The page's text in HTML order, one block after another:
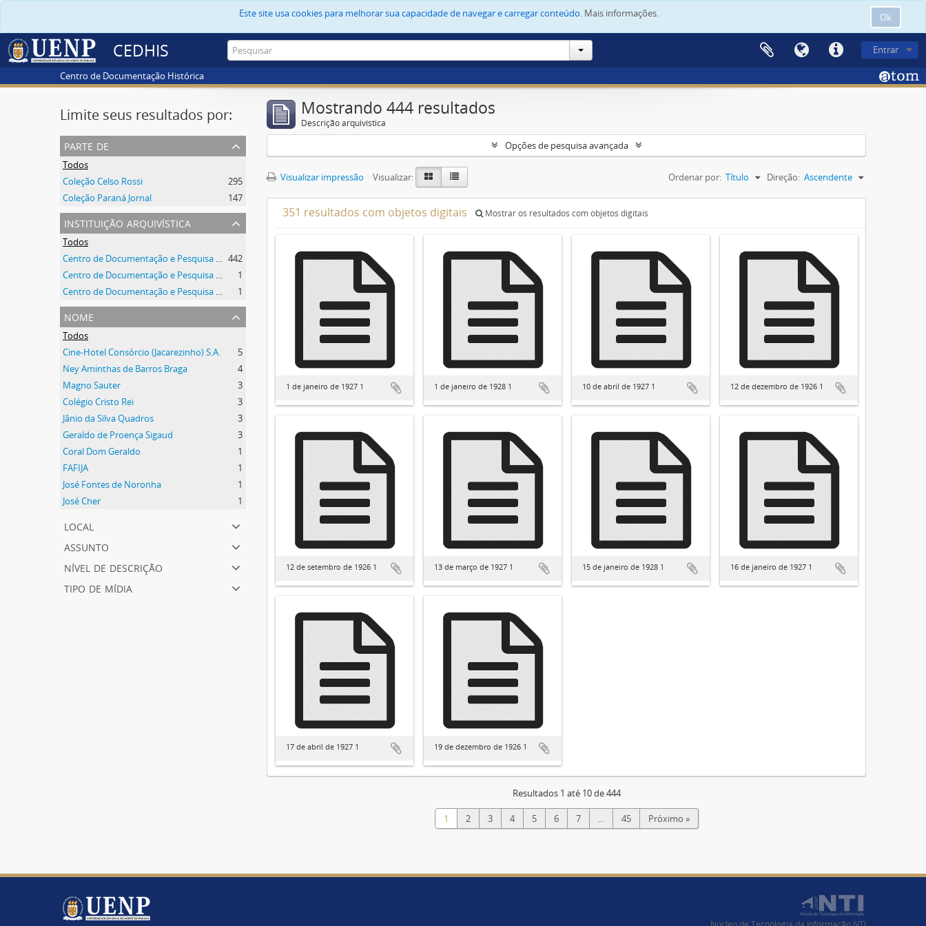
Ok
Este site usa cookies para melhorar sua capacidade de navegar e carregar conteúdo. Mais informações.
CEDHIS Entrar
Centro de Documentação Histórica
Limite seus resultados por:
parte de
Todos
Coleção Celso Rossi
295
Coleção Paraná Jornal
147
instituição arquivística
Todos
Centro de Documentação e Pesquisa Histórica - CEDHIS/UENP 442
Centro de Documentação e Pesquisa Histórica - CEDHIS/UENP
1
Centro de Documentação e Pesquisa Histórica - CEDHIS/UENP
1
nome
Todos
Cine-Hotel Consórcio (Jacarezinho) S.A.
5
Ney Aminthas de Barros Braga
4
Magno Sauter
3
Colégio Cristo Rei
3
Jânio da Silva Quadros
3
Geraldo de Proença Sigaud
3
Coral Dom Geraldo
1
FAFIJA
1
José Fontes de Noronha
1
José Cher
1
local
assunto
nível de descrição
tipo de mídia
Mostrando 444 resultados
Descrição arquivística
Opções de pesquisa avançada
Visualizar impressão Visualizar: Ordenar por: Título Direção: Ascendente
351 resultados com objetos digitais Mostrar os resultados com objetos digitais
1 de janeiro de 1927 1 1 de janeiro de 1928 1 10 de abril de 1927 1 12 de dezembro de 1926 1
12 de setembro de 1926 1 13 de março de 1927 1 15 de janeiro de 1928 1 16 de janeiro de 1927 1
17 de abril de 1927 1 19 de dezembro de 1926 1
Resultados 1 até 10 de 444
1 2 3 4 5 6 7 ... 45 Próximo »